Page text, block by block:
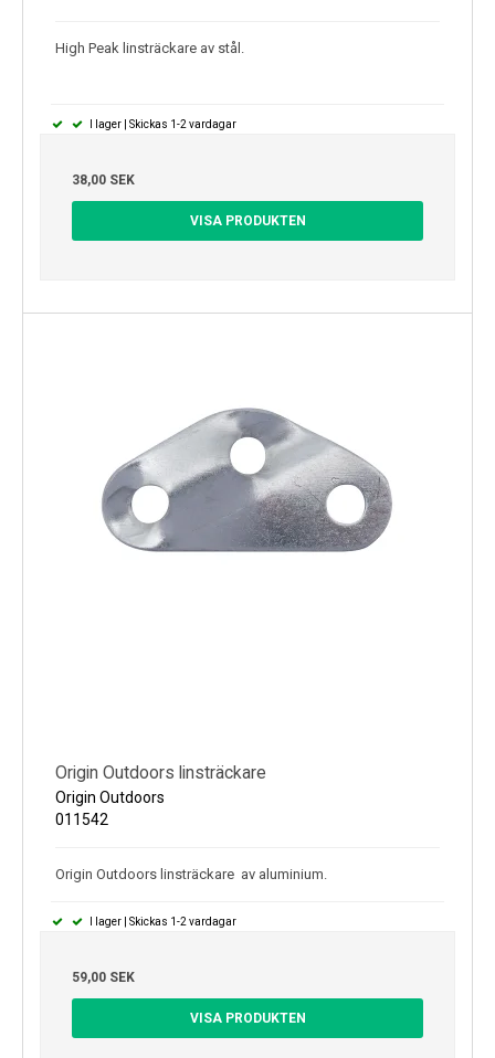
High Peak linsträckare av stål.
I lager | Skickas 1-2 vardagar
38,00 SEK
VISA PRODUKTEN
Origin Outdoors linsträckare
Origin Outdoors
011542
Origin Outdoors linsträckare av aluminium.
I lager | Skickas 1-2 vardagar
59,00 SEK
VISA PRODUKTEN